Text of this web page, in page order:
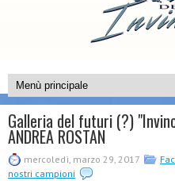
Galleria del futuri (?)
ANDREA ROSTAN
mercoledì, marzo 29, 2017
nostri campioni